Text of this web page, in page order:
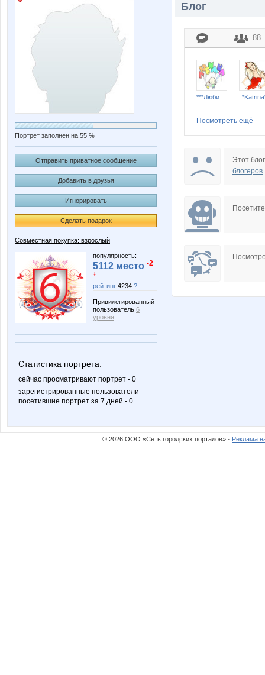
Портрет заполнен на 55 %
Отправить приватное сообщение
Добавить в друзья
Игнорировать
Сделать подарок
Совместная покупка: взрослый
популярность:
5112 место -2
↓
рейтинг 4234 ?
Привилегированный
пользователь 6
уровня
Статистика портрета:
сейчас просматривают портрет - 0
зарегистрированные пользователи
посетившие портрет за 7 дней - 0
Блог
88
Choly
Irinabzina
Посмотреть ещё
Этот
блогеров.
© 2026 ООО «Сеть городских порталов» · Реклама